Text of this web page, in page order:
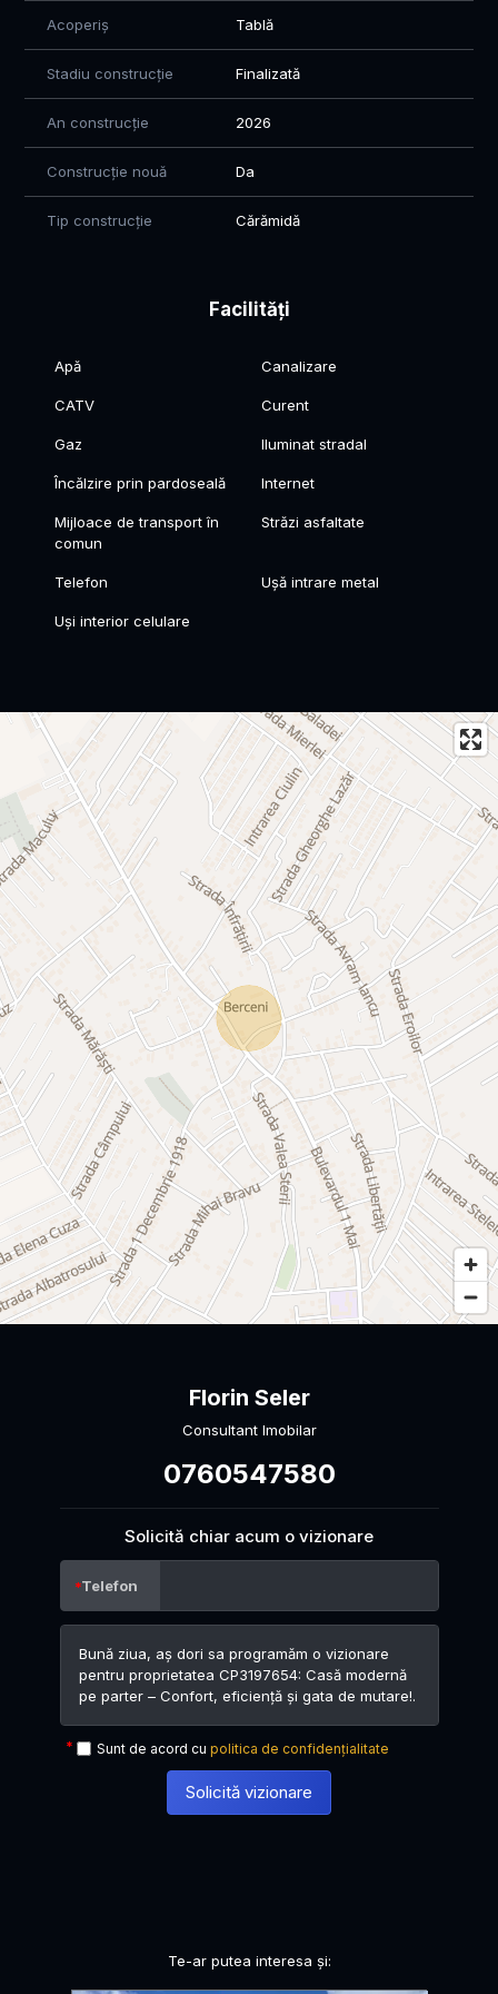
atenție la fiecare detaliu, perfectă pentru cei care își doresc
confort, liniște și calitate.
ATENTIE: POZE REALE!
Florin – 0760 547 580
Vertical Imob – Te ajutăm să găsești locuința potrivită și îți
Acoperiș Tablă
Stadiu construcție Finalizată
An construcție 2026
Construcție nouă Da
Tip construcție Cărămidă
Facilități
Apă Canalizare
CATV Curent
Gaz Iluminat stradal
Încălzire prin pardoseală Internet
Mijloace de transport în
comun
Străzi asfaltate
Telefon Ușă intrare metal
Uși interior celulare
Florin Seler
Consultant Imobilar
0760547580
Solicită chiar acum o vizionare
Telefon
Sunt de acord cu politica de confidențialitate
Solicită vizionare
Te-ar putea interesa și: